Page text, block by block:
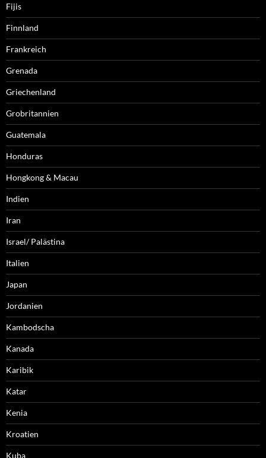
Fijis
Finnland
Frankreich
Grenada
Griechenland
Grobritannien
Guatemala
Honduras
Hongkong & Macau
Indien
Iran
Israel/ Palästina
Italien
Japan
Jordanien
Kambodscha
Kanada
Karibik
Katar
Kenia
Kroatien
Kuba